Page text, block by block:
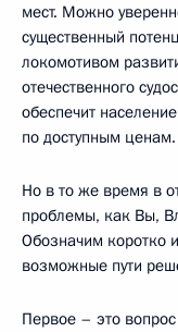
мест. Можно
существенный
локомотивом
отечественного
обеспечит
по доступным ценам.
Но в то же время в
проблемы, как Вы,
Обозначим коротко
возможные пути
Первое – это